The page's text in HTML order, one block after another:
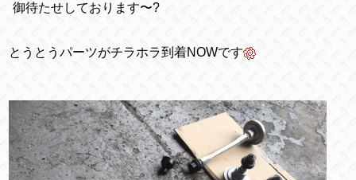
御待たせしております〜?
とうとうパーツがチラホラ到着NOWです